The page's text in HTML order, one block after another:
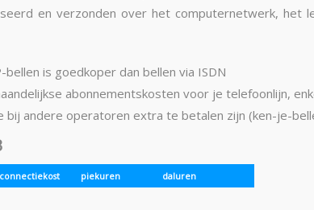
en verzonden over het computernetwerk, het
bellen is goedkoper dan bellen via ISDN
abonnementskosten voor je telefoonlijn,
bij andere operatoren extra te betalen zijn (ken-je-
connectiekost piekuren daluren